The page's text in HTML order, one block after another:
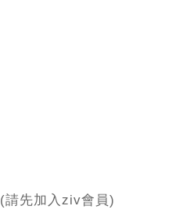
(請先加入ziv會員)